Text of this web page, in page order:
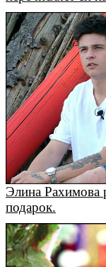
Элина Рахимова
подарок.